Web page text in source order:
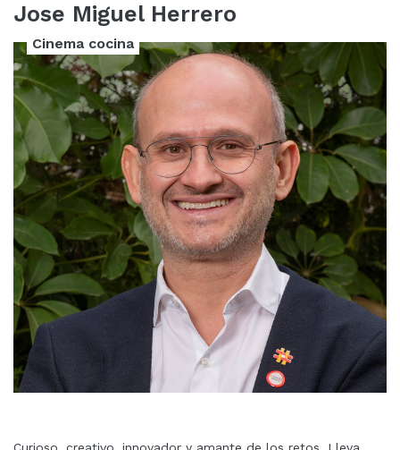
Jose Miguel Herrero
Cinema cocina